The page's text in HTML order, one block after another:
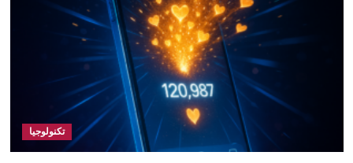
تكنولوجيا